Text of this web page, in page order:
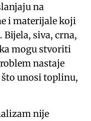
na
i materijale koji
siva, crna,
mogu stvoriti
nastaje
što unosi toplinu,
nije